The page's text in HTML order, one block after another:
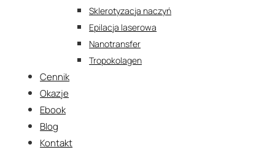
Sklerotyzacja naczyń
Epilacja laserowa
Nanotransfer
Tropokolagen
Cennik
Okazje
Ebook
Blog
Kontakt